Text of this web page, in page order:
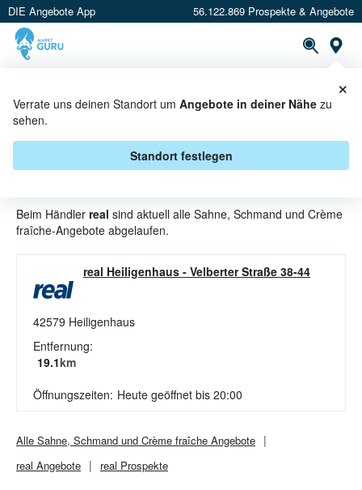
DIE Angebote App 56.122.869 Prospekte & Angebote
Verrate uns deinen Standort um Angebote in deiner Nähe zu
sehen.
Standort festlegen
×
SAHNE, SCHMAND UND CRÈME
FRAÎCHE ANGEBOTE & AKTIONEN
BEI REAL
Beim Händler real sind aktuell alle Sahne, Schmand und Crème
fraîche-Angebote abgelaufen.
real Heiligenhaus - Velberter Straße 38-44
42579 Heiligenhaus
Entfernung:
19.1km
Öffnungszeiten: Heute geöffnet bis 20:00
Alle Sahne, Schmand und Crème fraîche Angebote
real Angebote real Prospekte